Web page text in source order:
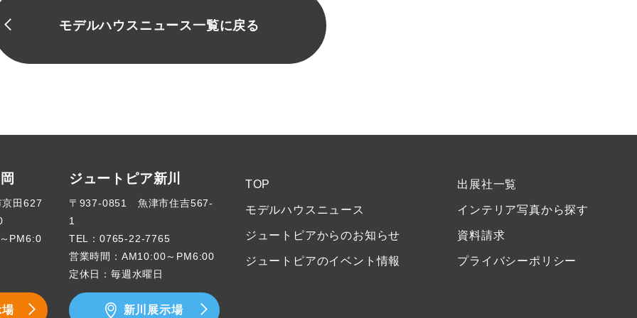
モデルハウスニュース一覧に戻る
TOP
モデルハウスニュース
ジュートピアからのお知らせ
ジュートピアのイベント情報
出展社一覧
インテリア写真から探す
資料請求
プライバシーポリシー
田627
PM6:0
ジュートピア新川
〒937-0851 魚津市住吉567-
1
TEL：0765-22-7765
営業時間：AM10:00～PM6:00
定休日：毎週水曜日
新川展示場